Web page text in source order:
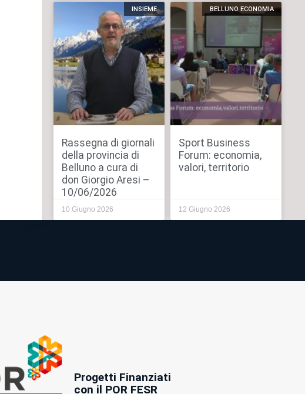
INSIEME
Rassegna di giornali
della provincia di
Belluno a cura di
don Giorgio Aresi –
10/06/2026
10 Giugno 2026
BELLUNO ECONOMIA
Sport Business
Forum: economia,
valori, territorio
12 Giugno 2026
Progetti Finanziati
con il POR FESR